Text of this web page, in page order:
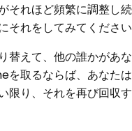
それほど頻繁に調整し
それをしてみてください
替えて、他の誰かがあ
を取るならば、あなた
限り、それを再び回収